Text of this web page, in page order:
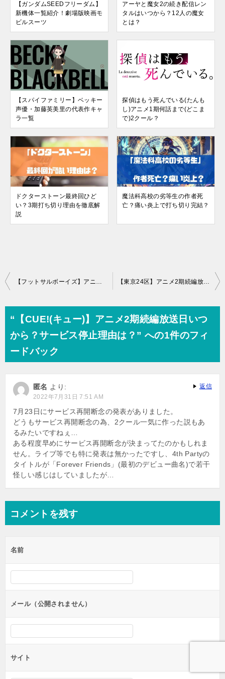
【ガンダムSEEDフリーダム】
新機体一覧紹介！劇場版映画モ
ビルスーツ
アーヤと魔女2の続き配信レン
タルはいつから？12人の魔女
とは？
【スパイファミリー】ベッキー
声優・加藤英美里の代表作キャ
ラ一覧
探偵はもう死んでいる(たんも
し)アニメ1期何話まで(どこま
で)2クール？
ドクターストーン最終回ひど
い？3期打ち切り理由を徹底解
説
魔法科高校の劣等生の作者死
亡？痛い炎上で打ち切り完結？
投
ー
ョ
ン
【フットサルボーイズ】アニメ2期放送日いつ？声優下手の評判で爆死？ 【東京24区】アニメ2期続編放送日いつから何話まで？原作漫画は？
“【CUE!(キュー)】アニメ2期続編放送日いつ
から？サービス停止理由は？” への1件のフィ
ードバック
匿名 より:
2022年7月31日 7:51 AM
7月23日にサービス再開断念の発表がありました。
どうもサービス再開断念の為、2クール一気に作った説もあ
るみたいですねぇ…
ある程度早めにサービス再開断念が決まってたのかもしれま
せん。ライブ等でも特に発表は無かったですし、4th Partyの
タイトルが「Forever Friends」(最初のデビュー曲名)で若干
怪しい感じはしていましたが…
返信
コメントを残す
名前
メール（公開されません）
サイト